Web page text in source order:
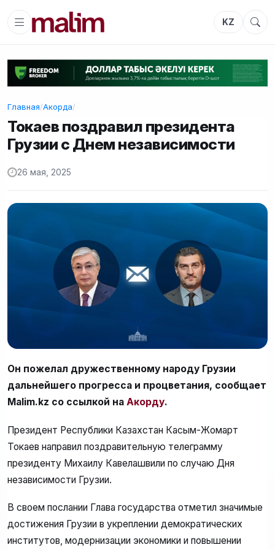
KZ
Главная/Акорда/
Токаев поздравил президента
Грузии с Днем независимости
26 мая, 2025
Он пожелал дружественному народу Грузии
дальнейшего прогресса и процветания, сообщает
Malim.kz со ссылкой на Акорду.
Президент Республики Казахстан Касым-Жомарт
Токаев направил поздравительную телеграмму
президенту Михаилу Кавелашвили по случаю Дня
независимости Грузии.
В своем послании Глава государства отметил значимые
достижения Грузии в укреплении демократических
институтов, модернизации экономики и повышении